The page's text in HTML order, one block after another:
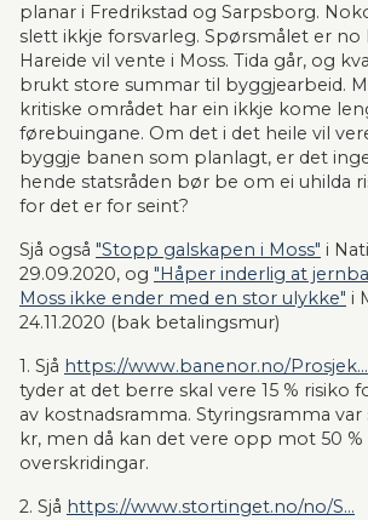
planar i Fredrikstad og Sarpsborg.
slett ikkje forsvarleg. Spørsmålet er no
Hareide vil vente i Moss. Tida går, og
brukt store summar til byggjearbeid.
kritiske området har ein ikkje kome
førebuingane. Om det i det heile vil
byggje banen som planlagt, er det
hende statsråden bør be om ei uhilda
for det er for seint?
Sjå også "Stopp galskapen i Moss" i
29.09.2020, og "Håper inderlig at
Moss ikke ender med en stor ulykke" i
24.11.2020 (bak betalingsmur)
1. Sjå https://www.banenor.no/Prosjek...
tyder at det berre skal vere 15 % risiko
av kostnadsramma. Styringsramma
kr, men då kan det vere opp mot 50 %
overskridingar.
2. Sjå https://www.stortinget.no/no/S...